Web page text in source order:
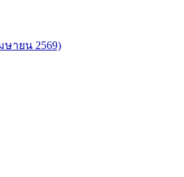
ายน 2569)